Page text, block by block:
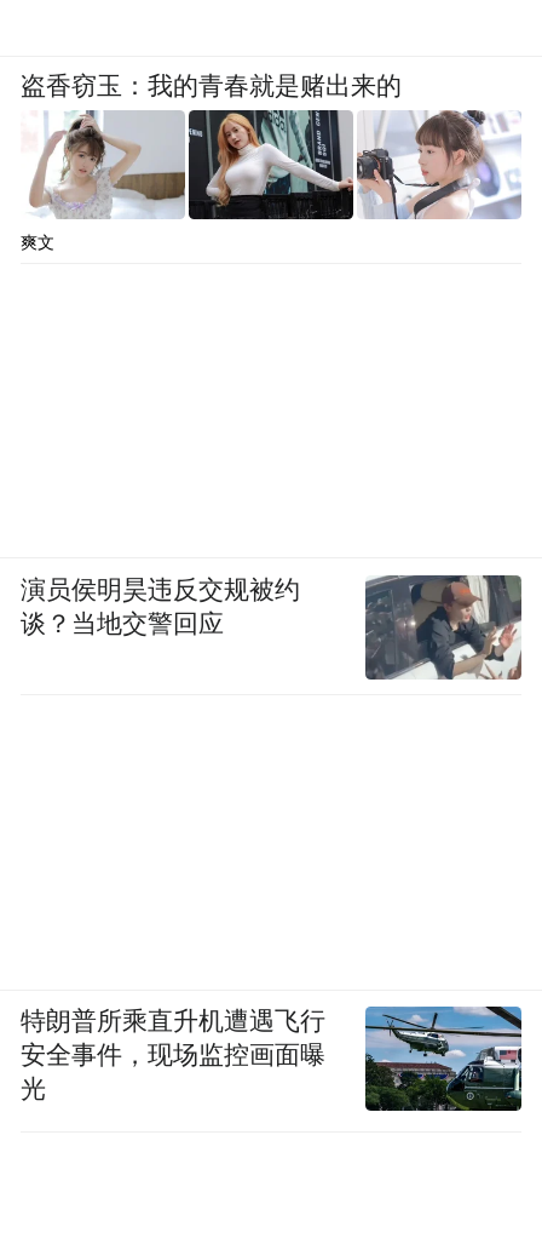
盗香窃玉：我的青春就是赌出来的
爽文
演员侯明昊违反交规被约
谈？当地交警回应
特朗普所乘直升机遭遇飞行
安全事件，现场监控画面曝
光